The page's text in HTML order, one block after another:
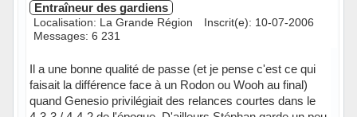
Entraîneur des gardiens
Localisation: La Grande Région
Inscrit(e): 10-07-2006
Messages: 6 231
Il a une bonne qualité de passe (et je pense c'est ce qui
faisait la différence face à un Rodon ou Wooh au final)
quand Genesio privilégiait des relances courtes dans le